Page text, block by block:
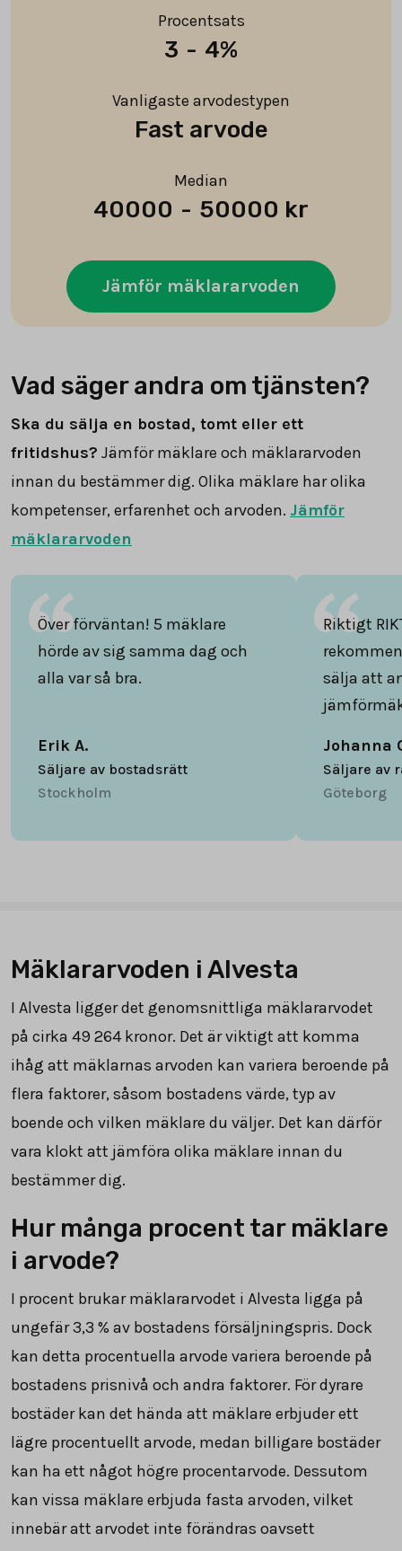
Procentsats
3 - 4%
Vanligaste arvodestypen
Fast arvode
Median
40000 - 50000 kr
Jämför mäklararvoden
Vad säger andra om tjänsten?
Ska du sälja en bostad, tomt eller ett
fritidshus? Jämför mäklare och mäklararvoden
innan du bestämmer dig. Olika mäklare har olika
kompetenser, erfarenhet och arvoden. Jämför
mäklararvoden
Över förväntan! 5 mäklare
hörde av sig samma dag och
alla var så bra.
Erik A.
Säljare av bostadsrätt
Stockholm
Riktigt
sälja att
Johanna
Säljare av
Göteborg
Mäklararvoden i Alvesta
I Alvesta ligger det genomsnittliga mäklararvodet
på cirka 49 264 kronor. Det är viktigt att komma
ihåg att mäklarnas arvoden kan variera beroende på
flera faktorer, såsom bostadens värde, typ av
boende och vilken mäklare du väljer. Det kan därför
vara klokt att jämföra olika mäklare innan du
bestämmer dig.
Hur många procent tar mäklare
i arvode?
I procent brukar mäklararvodet i Alvesta ligga på
ungefär3,3 % av bostadens försäljningspris. Dock
kan detta procentuella arvode variera beroende på
bostadens prisnivå och andra faktorer. För dyrare
bostäder kan det hända att mäklare erbjuder ett
lägre procentuellt arvode, medan billigare bostäder
kan ha ett något högre procentarvode. Dessutom
kan vissa mäklare erbjuda fasta arvoden, vilket
innebär att arvodet inte förändras oavsett